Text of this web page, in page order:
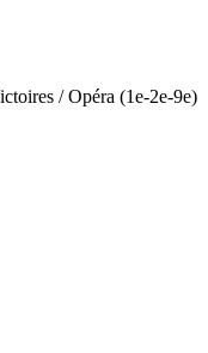
/ Opéra (1e-2e-9e)